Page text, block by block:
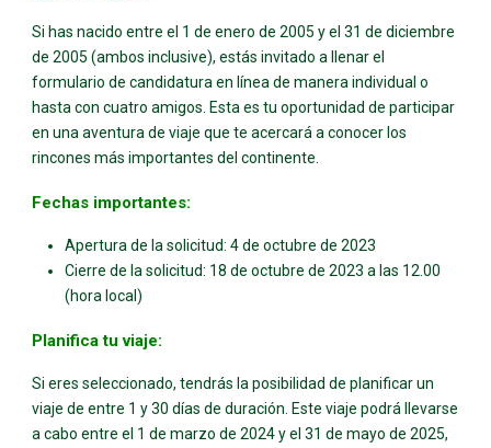
Si has nacido entre el 1 de enero de 2005 y el 31 de diciembre
de 2005 (ambos inclusive), estás invitado a llenar el
formulario de candidatura en línea de manera individual o
hasta con cuatro amigos. Esta es tu oportunidad de participar
en una aventura de viaje que te acercará a conocer los
rincones más importantes del continente.
Fechas importantes:
Apertura de la solicitud: 4 de octubre de 2023
Cierre de la solicitud: 18 de octubre de 2023 a las 12.00
(hora local)
Planifica tu viaje:
Si eres seleccionado, tendrás la posibilidad de planificar un
viaje de entre 1 y 30 días de duración. Este viaje podrá llevarse
a cabo entre el 1 de marzo de 2024 y el 31 de mayo de 2025,